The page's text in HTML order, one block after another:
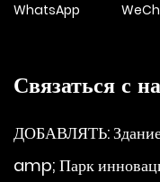
WhatsApp
Связаться с
ДОБАВЛЯТЬ:
amp; Парк